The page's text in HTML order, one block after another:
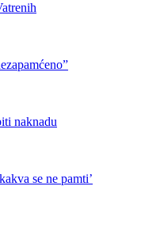
naknadu
se ne pamti’